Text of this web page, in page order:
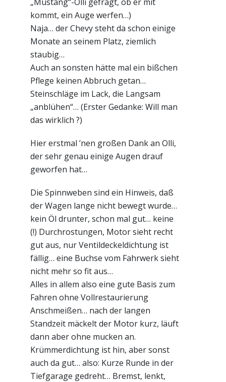
kommt, ein Auge werfen…)
Naja… der Chevy steht da schon einige
Monate an seinem Platz, ziemlich
staubig…
Auch an sonsten hätte mal ein bißchen
Pflege keinen Abbruch getan…
Steinschläge im Lack, die Langsam
„anblühen“… (Erster Gedanke: Will man
das wirklich ?)
Hier erstmal ’nen großen Dank an Olli,
der sehr genau einige Augen drauf
geworfen hat…
Die Spinnweben sind ein Hinweis, daß
der Wagen lange nicht bewegt wurde…
kein Öl drunter, schon mal gut… keine
(!) Durchrostungen, Motor sieht recht
gut aus, nur Ventildeckeldichtung ist
fällig… eine Buchse vom Fahrwerk sieht
nicht mehr so fit aus…
Alles in allem also eine gute Basis zum
Fahren ohne Vollrestaurierung
Anschmeißen… nach der langen
Standzeit mäckelt der Motor kurz, läuft
dann aber ohne mucken an.
Krümmerdichtung ist hin, aber sonst
auch da gut… also: Kurze Runde in der
Tiefgarage gedreht… Bremst, lenkt,